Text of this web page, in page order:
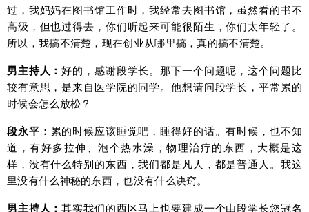
过，我妈妈在图书馆工作时，我经常去图书馆，虽然看的书不
高级，但也过得去，你们听起来可能很陌生，你们太年轻了。
所以，我搞不清楚，现在创业从哪里搞，真的搞不清楚。
男主持人：好的，感谢段学长。那下一个问题呢，这个问题比
较有意思，是来自医学院的同学。他想请问段学长，平常累的
时候会怎么放松？
段永平： 累的时候应该睡觉吧，睡得好的话。有时候，也不知
道，有好多拉伸、泡个热水澡，物理治疗的东西，大概是这
样，没有什么特别的东西，我们都是凡人，都是普通人。我这
里没有什么神秘的东西，也没有什么诀窍。
男主持人：其实我们的西区马上也要建成一个由段学长您冠名